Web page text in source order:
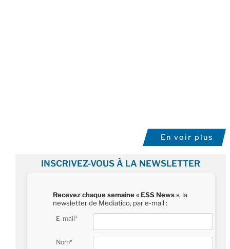
En voir plus
INSCRIVEZ-VOUS À LA NEWSLETTER
Recevez chaque semaine « ESS News », la
newsletter de Mediatico, par e-mail :
E-mail*
Nom*